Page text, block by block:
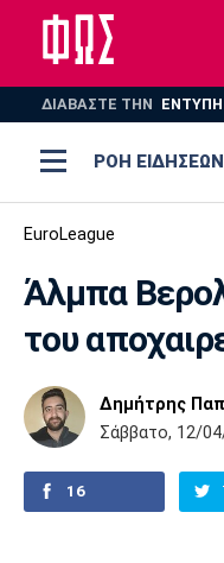
ΔΙΑΒΑΣΤΕ THN
ΡΟΗ ΕΙΔΗΣΕΩΝ
ΠΟΔΟΣΦΑΙΡΟ
ΠΟΛΟ
AUTO-MOTO
Ποδόσφαιρο
Super League 1
Super League 2
Γ Εθνική
Ελλάδα
Μπάσκετ
Ελλάδα
Εθνική
EuroLeague
Ολυμπιακοί
Βόλεϊ
Πόλο
Ολυμπιακός
Παναθηναϊκός
EuroLeague
Άλμπα
του
Δημήτρης
Σάββατο, 12/
16